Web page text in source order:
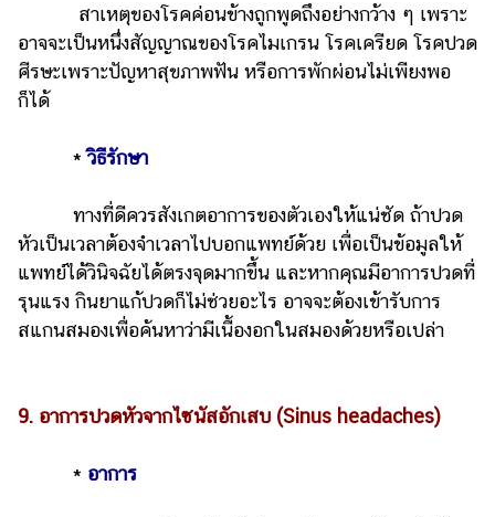
สาเหตุของโรคค่อนข้างถูกพูดถึงอย่างกว้าง ๆ เพราะ
อาจจะเป็นหนึ่งสัญญาณของโรคไมเกรน โรคเครียด โรคปวด
ศีรษะเพราะปัญหาสุขภาพฟัน หรือการพักผ่อนไม่เพียงพอ
ก็ได้
*วิธีรักษา
ทางที่ดีควรสังเกตอาการของตัวเองให้แน่ชัด ถ้าปวด
หัวเป็นเวลาต้องจำเวลาไปบอกแพทย์ด้วย เพื่อเป็นข้อมูลให้
แพทย์ได้วินิจฉัยได้ตรงจุดมากขึ้น และหากคุณมีอาการปวดที่
รุนแรง กินยาแก้ปวดก็ไม่ช่วยอะไร อาจจะต้องเข้ารับการ
สแกนสมองเพื่อค้นหาว่ามีเนื้องอกในสมองด้วยหรือเปล่า
9. อาการปวดหัวจากไซนัสอักเสบ (Sinus headaches)
* อาการ